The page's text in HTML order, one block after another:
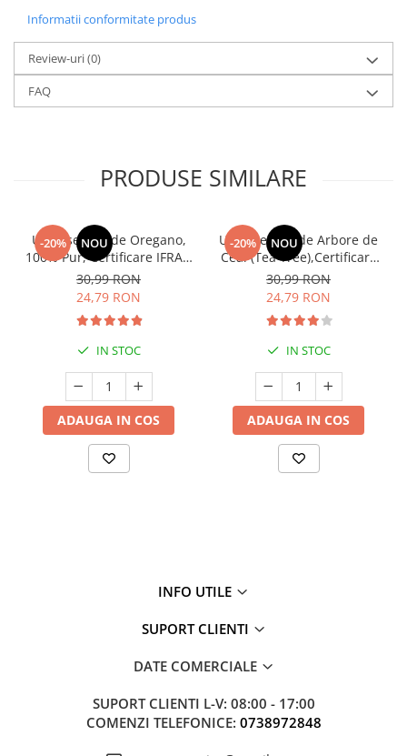
Informatii conformitate produs
Review-uri(0)
FAQ
PRODUSE SIMILARE
-20% NOU
Ulei Esențial de Oregano,
100% Pur, Certificare IFRA –
Antiseptic Puternic,
Antiinfecțios și Antifungic
30,99 RON
24,79 RON
IN STOC
ADAUGA IN COS
-20% NOU
Ulei Esential de Arbore de
Ceai (Tea Tree),Certificare
IFRA, 10ml(acnee, infectii
fungice, matreata, infectii
vaginale, hemoroizi)
30,99 RON
24,79 RON
IN STOC
ADAUGA IN COS
INFO UTILE
SUPORT CLIENTI
DATE COMERCIALE
SUPORT CLIENTI L-V: 08:00 - 17:00
COMENZI TELEFONICE: 0738972848